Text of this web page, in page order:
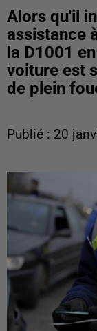
Alors qu'il
assistance
la D1001
voiture est
de plein
Publié : 20